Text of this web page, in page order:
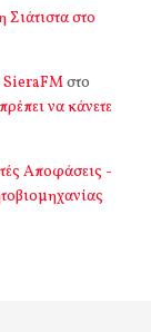
Σιάτιστα στο
SieraFMστο
να κάνετε
Αποφάσεις -